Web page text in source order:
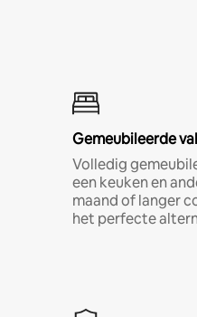
Gemeubileerde
Volledig
een keuken en
maand of langer
het perfecte